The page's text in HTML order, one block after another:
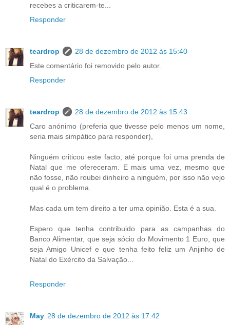
recebes a criticarem-te...
Responder
teardrop
28 de dezembro de 2012 às 15:40
Este comentário foi removido pelo autor.
Responder
teardrop
28 de dezembro de 2012 às 15:43
Caro anónimo (preferia que tivesse pelo menos um nome,
seria mais simpático para responder),
Ninguém criticou este facto, até porque foi uma prenda de
Natal que me ofereceram. E mais uma vez, mesmo que
não fosse, não roubei dinheiro a ninguém, por isso não vejo
qual é o problema.
Mas cada um tem direito a ter uma opinião. Esta é a sua.
Espero que tenha contribuido para as campanhas do
Banco Alimentar, que seja sócio do Movimento 1 Euro, que
seja Amigo Unicef e que tenha feito feliz um Anjinho de
Natal do Exército da Salvação...
Responder
May 28 de dezembro de 2012 às 17:42